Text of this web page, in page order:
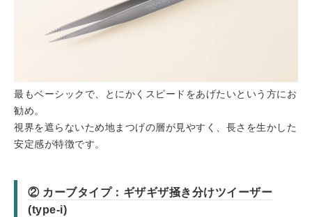
最もベーシックで、とにかくスピードをあげたいという方にお
勧め。
視界を遮らないため地まつげの層が見やすく、長さを生かした
安定感が特徴です。
② カーブタイプ：ギザギザ掻き分けツイーザー
(type-i)